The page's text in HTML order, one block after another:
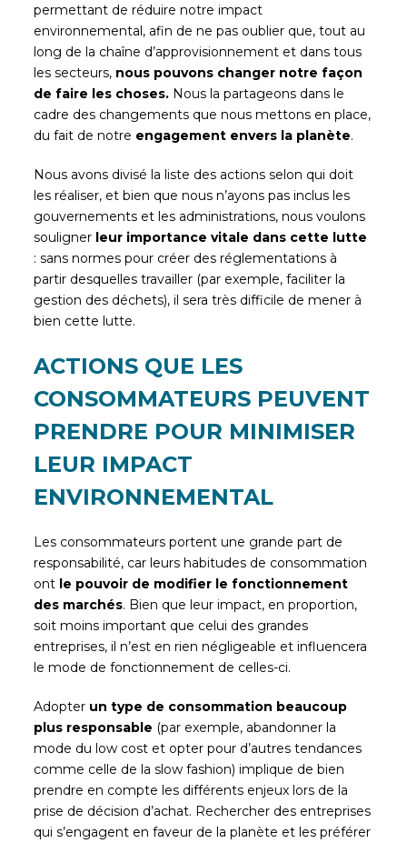
permettant de réduire notre impact
environnemental, afin de ne pas oublier que, tout au
long de la chaîne d’approvisionnement et dans tous
les secteurs, nous pouvons changer notre façon
de faire les choses. Nous la partageons dans le
cadre des changements que nous mettons en place,
du fait de notre engagement envers la planète.
Nous avons divisé la liste des actions selon qui doit
les réaliser, et bien que nous n’ayons pas inclus les
gouvernements et les administrations, nous voulons
souligner leur importance vitale dans cette lutte
: sans normes pour créer des réglementations à
partir desquelles travailler (par exemple, faciliter la
gestion des déchets), il sera très difficile de mener à
bien cette lutte.
ACTIONS QUE LES
CONSOMMATEURS PEUVENT
PRENDRE POUR MINIMISER
LEUR IMPACT
ENVIRONNEMENTAL
Les consommateurs portent une grande part de
responsabilité, car leurs habitudes de consommation
ont le pouvoir de modifier le fonctionnement
des marchés. Bien que leur impact, en proportion,
soit moins important que celui des grandes
entreprises, il n’est en rien négligeable et influencera
le mode de fonctionnement de celles-ci.
Adopter un type de consommation beaucoup
plus responsable (par exemple, abandonner la
mode du low cost et opter pour d’autres tendances
comme celle de la slow fashion) implique de bien
prendre en compte les différents enjeux lors de la
prise de décision d’achat. Rechercher des entreprises
qui s’engagent en faveur de la planète et les préférer